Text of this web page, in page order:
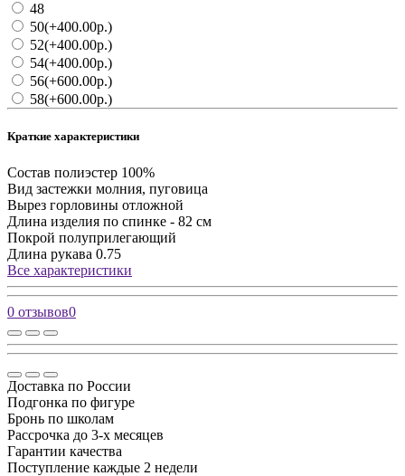
48
50(+400.00р.)
52(+400.00р.)
54(+400.00р.)
56(+600.00р.)
58(+600.00р.)
Краткие характеристики
Состав полиэстер 100%
Вид застежки молния, пуговица
Вырез горловины отложной
Длина изделия по спинке - 82 см
Покрой полуприлегающий
Длина рукава 0.75
Все характеристики
0 отзывов0
Доставка по России
Подгонка по фигуре
Бронь по школам
Рассрочка до 3-х месяцев
Гарантии качества
Поступление каждые 2 недели